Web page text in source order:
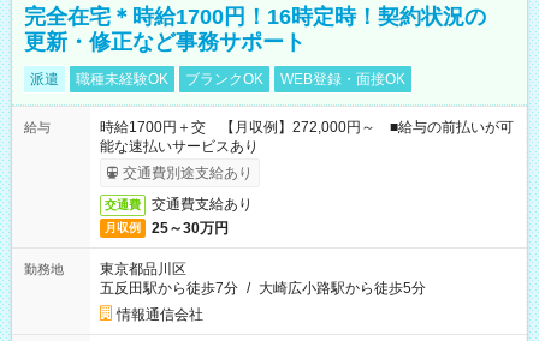
完全在宅＊時給1700円！16時定時！契約状況の
更新・修正など事務サポート
派遣 職種未経験OK ブランクOK WEB登録・面接OK
給与
時給1700円＋交 【月収例】272,000円～ ■給与の前払いが可
能な速払いサービスあり
交通費別途支給あり
交通費 交通費支給あり
月収例 25～30万円
勤務地
東京都品川区
五反田駅から徒歩7分 / 大崎広小路駅から徒歩5分
情報通信会社